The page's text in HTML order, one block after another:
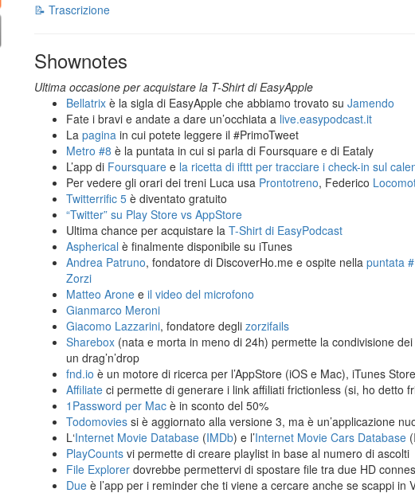
📝 Trascrizione
Shownotes
Ultima occasione per acquistare la T-Shirt di EasyApple
Bellatrix è la sigla di EasyApple che abbiamo trovato su Jamendo
Fate i bravi e andate a dare un’occhiata a live.easypodcast.it
La pagina in cui potete leggere il #PrimoTweet
Metro #8 è la puntata in cui si parla di Foursquare e di Eataly
L’app di Foursquare e la ricetta di ifttt per tracciare i check-in sul
Per vedere gli orari dei treni Luca usa Prontotreno, Federico
Twitterrific 5 è diventato gratuito
“Twitter” su Play Store vs AppStore
Ultima chance per acquistare la T-Shirt di EasyPodcast
Aspherical è finalmente disponibile su iTunes
Andrea Patruno, fondatore di DiscoverHo.me e ospite nella puntata
Zorzi
Matteo Arone e il video del microfono
Gianmarco Meroni
Giacomo Lazzarini, fondatore degli zorzifails
Sharebox (nata e morta in meno di 24h) permette la condivisione
un drag’n’drop
fnd.io è un motore di ricerca per l’AppStore (iOS e Mac), iTunes
Affiliate ci permette di generare i link affiliati frictionless (si, ho detto
1Password per Mac è in sconto del 50%
Todomovies si è aggiornato alla versione 3, ma è un’applicazione
L‘Internet Movie Database (IMDb) e l’Internet Movie Cars Database
PlayCounts vi permette di creare playlist in base al numero di ascolti
File Explorer dovrebbe permettervi di spostare file tra due HD
Due è l’app per i reminder che ti viene a cercare anche se scappi in